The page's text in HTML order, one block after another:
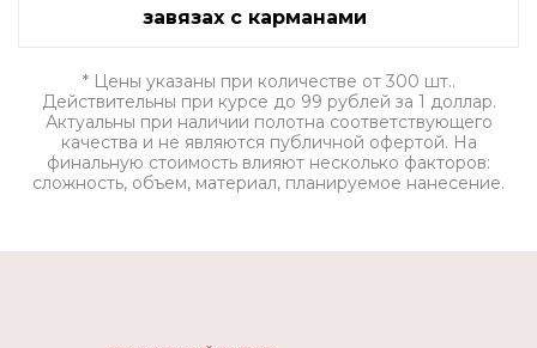
завязах с карманами
* Цены указаны при количестве от 300 шт..
Действительны при курсе до 99 рублей за 1 доллар.
Актуальны при наличии полотна соответствующего
качества и не являются публичной офертой. На
финальную стоимость влияют несколько факторов:
сложность, объем, материал, планируемое нанесение.